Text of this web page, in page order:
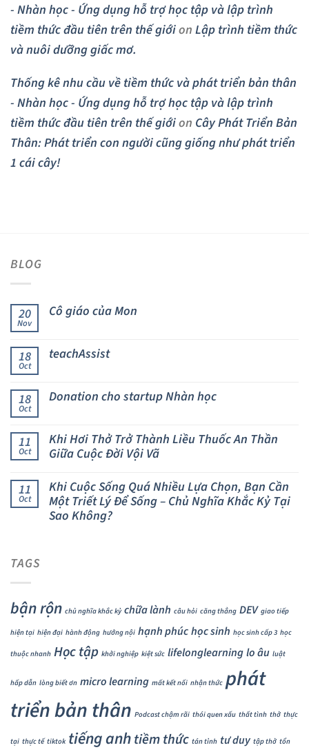
- Nhàn học - Ứng dụng hỗ trợ học tập và lập trình
tiềm thức đầu tiên trên thế giớionLập trình tiềm thức
và nuôi dưỡng giấc mơ.
Thống kê nhu cầu về tiềm thức và phát triển bản thân
- Nhàn học - Ứng dụng hỗ trợ học tập và lập trình
tiềm thức đầu tiên trên thế giớion Cây Phát Triển Bản
Thân: Phát triển con người cũng giống như phát triển
1 cái cây!
BLOG
20
Nov
Cô giáo của Mon
18
Oct
teachAssist
18
Oct
Donation cho startup Nhàn học
11
Oct
Khi Hơi Thở Trở Thành Liều Thuốc An Thần
Giữa Cuộc Đời Vội Vã
11
Oct
Khi Cuộc Sống Quá Nhiều Lựa Chọn, Bạn Cần
Một Triết Lý Để Sống – Chủ Nghĩa Khắc Kỷ Tại
Sao Không?
TAGS
bận rộn chủ nghĩa khắc kỷ chữa lành câu hỏi căng thẳng DEV giao tiếp
hiện tại hiện đại hành động hướng nội hạnh phúchọc sinh học sinh cấp 3 học
thuộc nhanh Học tập khởi nghiệp kiệt sức lifelonglearninglo âu luật
hấp dẫn lòng biết ơn micro learning mất kết nối nhận thức phát
triển bản thân Podcast chậm rãi thói quen xấu thất tình thở thực
tại thực tế tiktok tiếng anhtiềm thức tán tỉnh tư duy tập thở tổn